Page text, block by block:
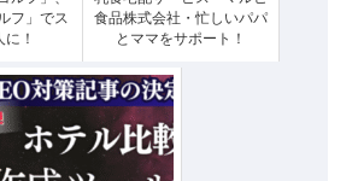
フ」でス
！
食品株式会社・忙しいパパ
とママをサポート！